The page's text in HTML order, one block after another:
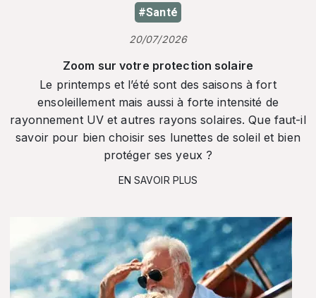
#Santé
20/07/2026
Zoom sur votre protection solaire
Le printemps et l’été sont des saisons à fort
ensoleillement mais aussi à forte intensité de
rayonnement UV et autres rayons solaires. Que faut-il
savoir pour bien choisir ses lunettes de soleil et bien
protéger ses yeux ?
EN SAVOIR PLUS